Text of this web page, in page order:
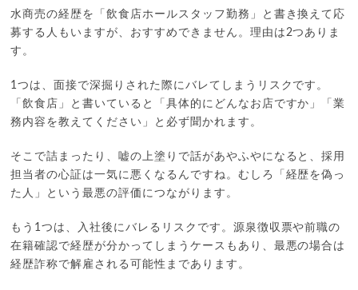
水商売の経歴を「飲食店ホールスタッフ勤務」と書き換えて応
募する人もいますが、おすすめできません。理由は2つありま
す。
1つは、面接で深掘りされた際にバレてしまうリスクです。
「飲食店」と書いていると「具体的にどんなお店ですか」「業
務内容を教えてください」と必ず聞かれます。
そこで詰まったり、嘘の上塗りで話があやふやになると、採用
担当者の心証は一気に悪くなるんですね。むしろ「経歴を偽っ
た人」という最悪の評価につながります。
もう1つは、入社後にバレるリスクです。源泉徴収票や前職の
在籍確認で経歴が分かってしまうケースもあり、最悪の場合は
経歴詐称で解雇される可能性まであります。